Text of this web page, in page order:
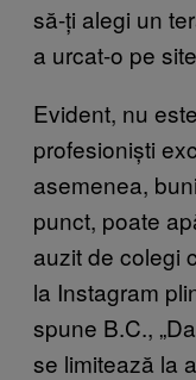
să-ți alegi un
a urcat-o pe
Evident, nu
profesioniști
asemenea,
punct, poate
auzit de colegi
la Instagram
spune B.C.,
se limitează la